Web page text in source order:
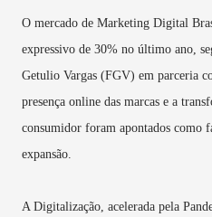
O mercado de Marketing Digital
expressivo de 30% no último ano,
Getulio Vargas (FGV) em parceria
presença online das marcas e a
consumidor foram apontados como
expansão.
A Digitalização, acelerada pela